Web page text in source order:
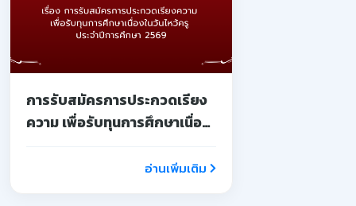
การรับสมัครการประกวดเรียง
ความ เพื่อรับทุนการศึกษาเนื่อง
อ่านเพิ่มเติม